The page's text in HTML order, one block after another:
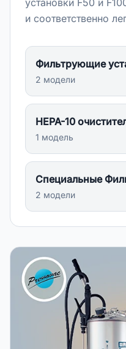
установки F50 и
и соответственно
Фильтрующие
2 модели
HEPA-10
1 модель
Специальные
2 модели